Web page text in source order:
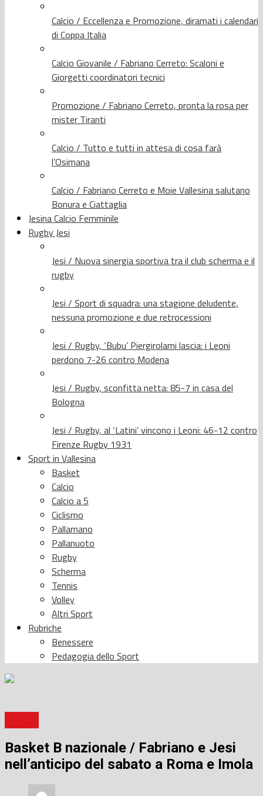
Calcio / Eccellenza e Promozione, diramati i calendari
di Coppa Italia
Calcio Giovanile / Fabriano Cerreto: Scaloni e
Giorgetti coordinatori tecnici
Promozione / Fabriano Cerreto, pronta la rosa per
mister Tiranti
Calcio / Tutto e tutti in attesa di cosa farà
l’Osimana
Calcio / Fabriano Cerreto e Moie Vallesina salutano
Bonura e Ciattaglia
Jesina Calcio Femminile
Rugby Jesi
Jesi / Nuova sinergia sportiva tra il club scherma e il
rugby
Jesi / Sport di squadra: una stagione deludente,
nessuna promozione e due retrocessioni
Jesi / Rugby, ‘Bubu’ Piergirolami lascia: i Leoni
perdono 7-26 contro Modena
Jesi / Rugby, sconfitta netta: 85-7 in casa del
Bologna
Jesi / Rugby, al ‘Latini’ vincono i Leoni: 46-12 contro
Firenze Rugby 1931
Sport in Vallesina
Basket
Calcio
Calcio a 5
Ciclismo
Pallamano
Pallanuoto
Rugby
Scherma
Tennis
Volley
Altri Sport
Rubriche
Benessere
Pedagogia dello Sport
Basket B nazionale / Fabriano e Jesi
nell’anticipo del sabato a Roma e Imola